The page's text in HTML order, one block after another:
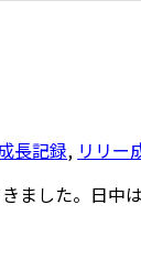
長記録, リリー
ました。日中